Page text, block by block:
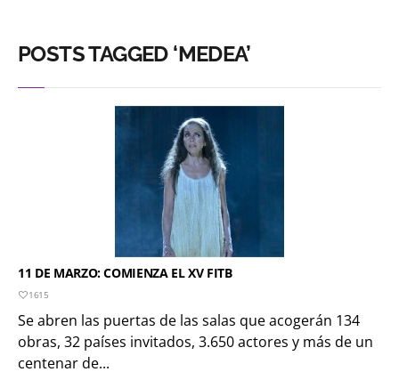
POSTS TAGGED ‘MEDEA’
11 DE MARZO: COMIENZA EL XV FITB
1615
Se abren las puertas de las salas que acogerán 134
obras, 32 países invitados, 3.650 actores y más de un
centenar de...